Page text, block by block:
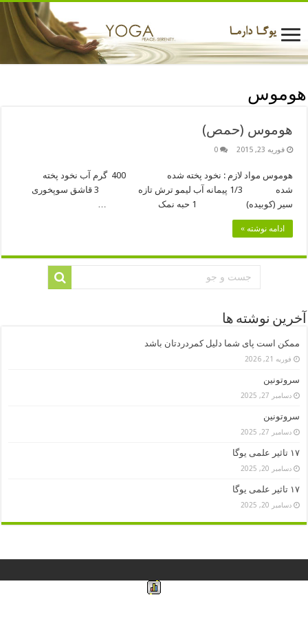
هوموس
هوموس (حمص)
فوریه 23, 2015 0
هوموس مواد لازم : نخود پخته شده 400 گرم آب نخود پخته
شده 1/3 پیمانه آب لیمو ترش تازه 3 قاشق سوپخوری
سیر (کوبیده) 1 حبه نمک …
ادامه نوشته »
آخرین نوشته ها
ممکن است پای شما دلیل کمردردتان باشد
فوریه 21, 2026
سروتونین
دسامبر 27, 2025
سروتونین
دسامبر 27, 2025
۱۷ تاثیر علمی یوگا
دسامبر 20, 2025
۱۷ تاثیر علمی یوگا
دسامبر 20, 2025